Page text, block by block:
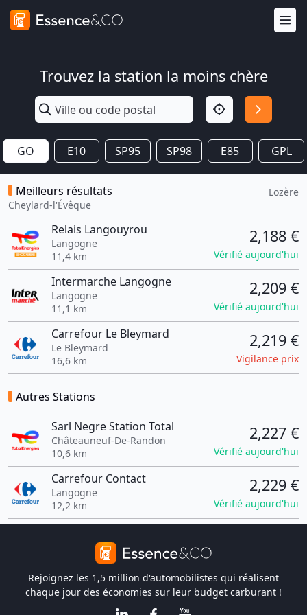
Trouvez la station la moins chère
GO E10 SP95 SP98 E85 GPL
Meilleurs résultats
Cheylard-l'Évêque
Lozère
Relais Langouyrou
Langogne
11,4 km
2,188 €
Vérifié aujourd'hui
Intermarche Langogne
Langogne
11,1 km
2,209 €
Vérifié aujourd'hui
Carrefour Le Bleymard
Le Bleymard
16,6 km
2,219 €
Vigilance prix
Autres Stations
Sarl Negre Station Total
Châteauneuf-De-Randon
10,6 km
2,227 €
Vérifié aujourd'hui
Carrefour Contact
Langogne
12,2 km
2,229 €
Vérifié aujourd'hui
Rejoignez les 1,5 million d'automobilistes qui réalisent
chaque jour des économies sur leur budget carburant !